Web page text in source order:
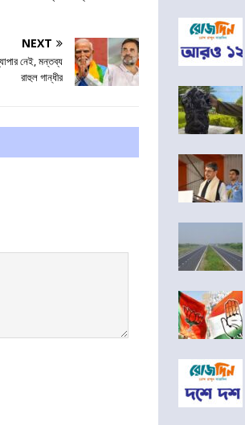
NEXT
নেই, মন্তব্য
রাহুল গান্ধীর